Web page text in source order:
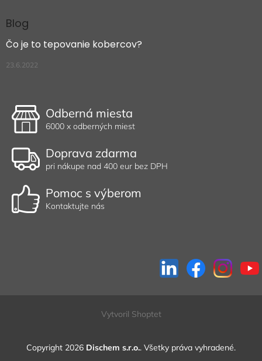
Blog
Čo je to tepovanie kobercov?
23.6.2022
Odberná miesta
6000 x odberných miest
Doprava zdarma
pri nákupe nad 400 eur bez DPH
Pomoc s výberom
Kontaktujte nás
Vytvoril Shoptet
Copyright 2026 Dischem s.r.o.. Všetky práva vyhradené.